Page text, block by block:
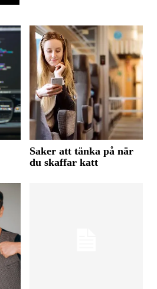
Saker att tänka på när
du skaffar katt